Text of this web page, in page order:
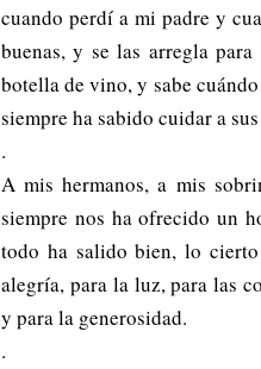
cuando perdí a mi padre y
buenas, y se las arregla
botella de vino, y sabe
siempre ha sabido cuidar a
.
A mis hermanos, a mis
siempre nos ha ofrecido un
todo ha salido bien, lo
alegría, para la luz, para las
y para la generosidad.
.